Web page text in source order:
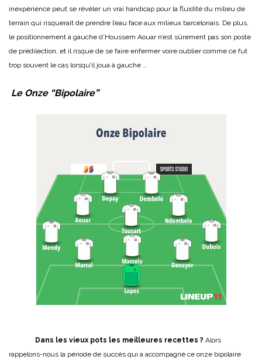
inexpérience peut se révéler un vrai handicap pour la fluidité du milieu de
terrain qui risquerait de prendre l’eau face aux milieux barcelonais. De plus,
le positionnement à gauche d’Houssem Aouar n’est sûrement pas son poste
de prédilection, et il risque de se faire enfermer voire oublier comme ce fut
trop souvent le cas lorsqu’il joua à gauche …
Le Onze “Bipolaire”
Dans les vieux pots les meilleures recettes ? Alors
rappelons-nous la période de succès qui a accompagné ce onze bipolaire